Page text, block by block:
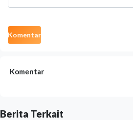
Komentar
Komentar
Berita Terkait